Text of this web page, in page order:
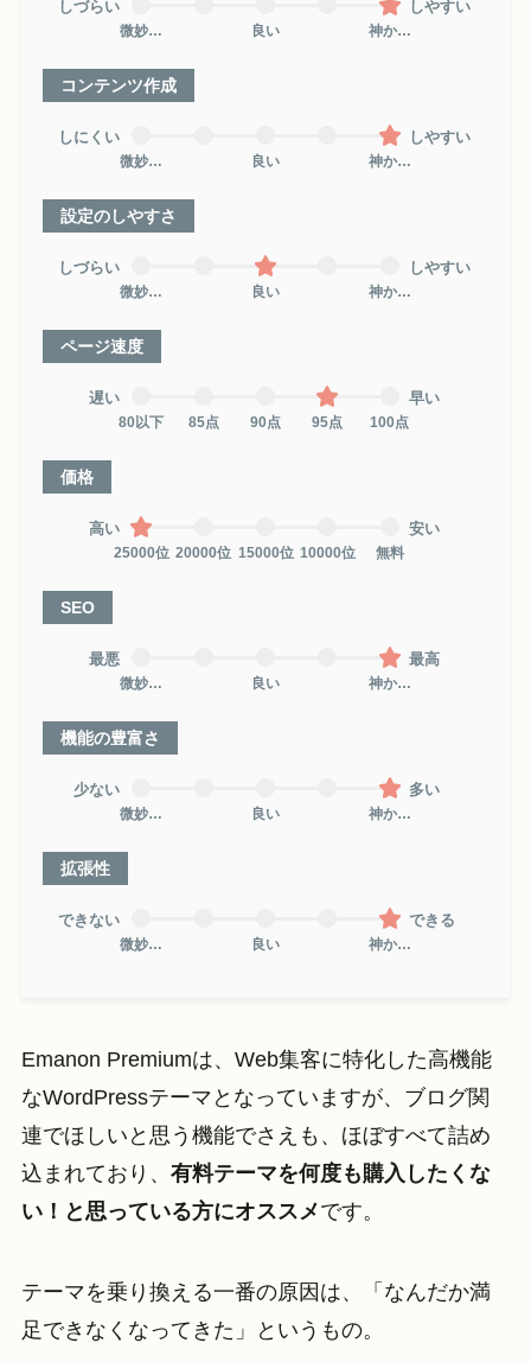
しづらい
微妙… 良い 神か…
しやすい
コンテンツ作成
しにくい
微妙… 良い 神か…
しやすい
設定のしやすさ
しづらい
微妙… 良い 神か…
しやすい
ページ速度
遅い
80以下 85点 90点 95点 100点
早い
価格
高い
25000位 20000位 15000位 10000位 無料
安い
SEO
最悪
微妙… 良い 神か…
最高
機能の豊富さ
少ない
微妙… 良い 神か…
多い
拡張性
できない
微妙… 良い 神か…
できる
Emanon Premiumは、Web集客に特化した高機能
なWordPressテーマとなっていますが、ブログ関
連でほしいと思う機能でさえも、ほぼすべて詰め
込まれており、 有料テーマを何度も購入したくな
い！と思っている方にオススメです。
テーマを乗り換える一番の原因は、「なんだか満
足できなくなってきた」というもの。